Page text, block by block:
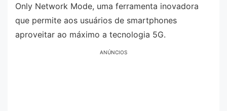
Only Network Mode, uma ferramenta inovadora
que permite aos usuários de smartphones
aproveitar ao máximo a tecnologia 5G.
ANÚNCIOS